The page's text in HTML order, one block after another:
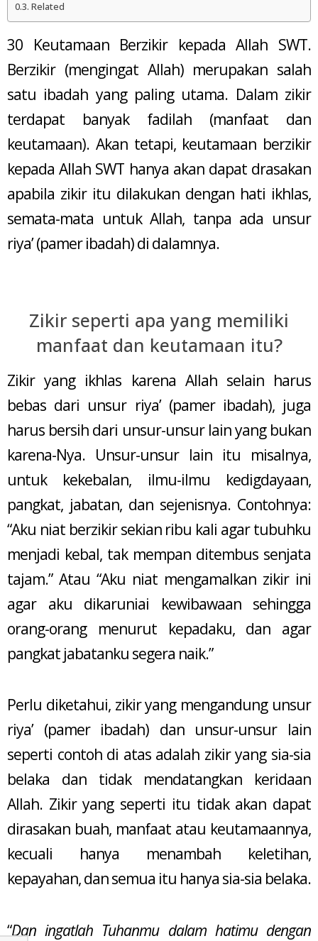
Related
30 Keutamaan Berzikir kepada Allah SWT.
Berzikir (mengingat Allah) merupakan salah
satu ibadah yang paling utama. Dalam zikir
terdapat banyak fadilah (manfaat dan
keutamaan). Akan tetapi, keutamaan berzikir
kepada Allah SWT hanya akan dapat drasakan
apabila zikir itu dilakukan dengan hati ikhlas,
semata-mata untuk Allah, tanpa ada unsur
riya’ (pamer ibadah) di dalamnya.
Zikir seperti apa yang memiliki
manfaat dan keutamaan itu?
Zikir yang ikhlas karena Allah selain harus
bebas dari unsur riya’ (pamer ibadah), juga
harus bersih dari unsur-unsur lain yang bukan
karena-Nya. Unsur-unsur lain itu misalnya,
untuk kekebalan, ilmu-ilmu kedigdayaan,
pangkat, jabatan, dan sejenisnya. Contohnya:
“Aku niat berzikir sekian ribu kali agar tubuhku
menjadi kebal, tak mempan ditembus senjata
tajam.” Atau “Aku niat mengamalkan zikir ini
agar aku dikaruniai kewibawaan sehingga
orang-orang menurut kepadaku, dan agar
pangkat jabatanku segera naik.”
Perlu diketahui, zikir yang mengandung unsur
riya’ (pamer ibadah) dan unsur-unsur lain
seperti contoh di atas adalah zikir yang sia-sia
belaka dan tidak mendatangkan keridaan
Allah. Zikir yang seperti itu tidak akan dapat
dirasakan buah, manfaat atau keutamaannya,
kecuali hanya menambah keletihan,
kepayahan, dan semua itu hanya sia-sia belaka.
“Dan ingatlah Tuhanmu dalam hatimu dengan